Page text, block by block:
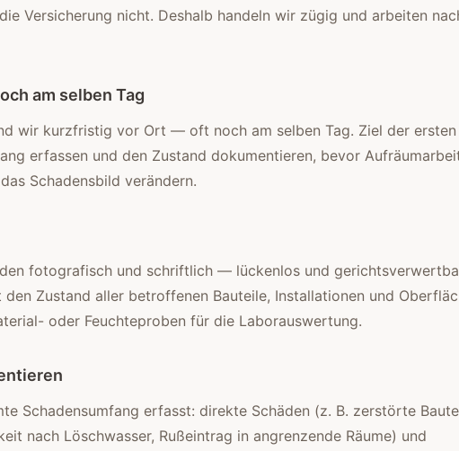
Versicherung nicht. Deshalb handeln wir zügig und arbeiten
am selben Tag
wir kurzfristig vor Ort — oft noch am selben Tag. Ziel der ersten
erfassen und den Zustand dokumentieren, bevor
Schadensbild verändern.
fotografisch und schriftlich — lückenlos und
den Zustand aller betroffenen Bauteile, Installationen und
oder Feuchteproben für die Laborauswertung.
Schadensumfang erfasst: direkte Schäden (z. B. zerstörte
nach Löschwasser, Rußeintrag in angrenzende Räume) und